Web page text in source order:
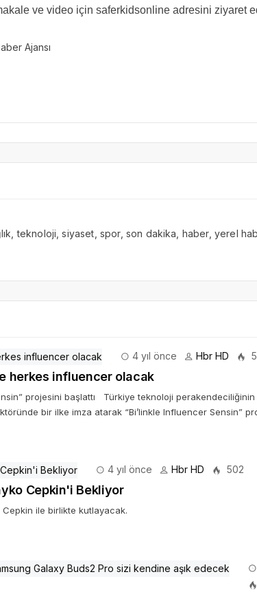
ve video için saferkidsonline adresini ziyaret
Ajansı
teknoloji, siyaset, spor, son dakika, haber, yerel
4 yıl önce Hbr HD
herkes influencer olacak
projesini başlattı Türkiye teknoloji
bir ilke imza atarak “Bi’linkle Influencer Sensin”
4 yıl önce Hbr HD 502
Cepkin'i Bekliyor
Cepkin ile birlikte kutlayacak.